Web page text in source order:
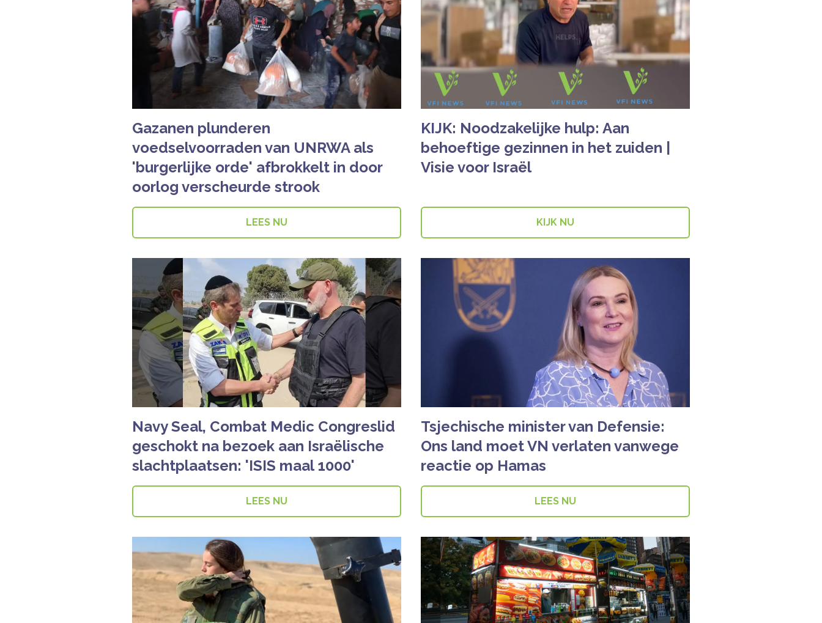
Gazanen plunderen
voedselvoorraden van UNRWA als
'burgerlijke orde' afbrokkelt in door
oorlog verscheurde strook
LEES NU
KIJK: Noodzakelijke hulp: Aan
behoeftige gezinnen in het zuiden |
Visie voor Israël
KIJK NU
Navy Seal, Combat Medic Congreslid
geschokt na bezoek aan Israëlische
slachtplaatsen: 'ISIS maal 1000'
LEES NU
Tsjechische minister van Defensie:
Ons land moet VN verlaten vanwege
reactie op Hamas
LEES NU